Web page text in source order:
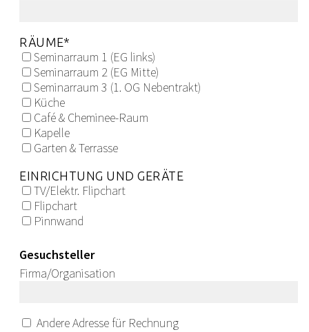
RÄUME*
Seminarraum 1 (EG links)
Seminarraum 2 (EG Mitte)
Seminarraum 3 (1. OG Nebentrakt)
Küche
Café & Cheminee-Raum
Kapelle
Garten & Terrasse
EINRICHTUNG UND GERÄTE
TV/Elektr. Flipchart
Flipchart
Pinnwand
Gesuchsteller
Firma/Organisation
Andere Adresse für Rechnung